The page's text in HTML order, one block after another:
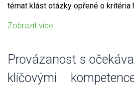
témat klást otázky opřené o kritéria
Zobrazit více
Provázanost s
klíčovými